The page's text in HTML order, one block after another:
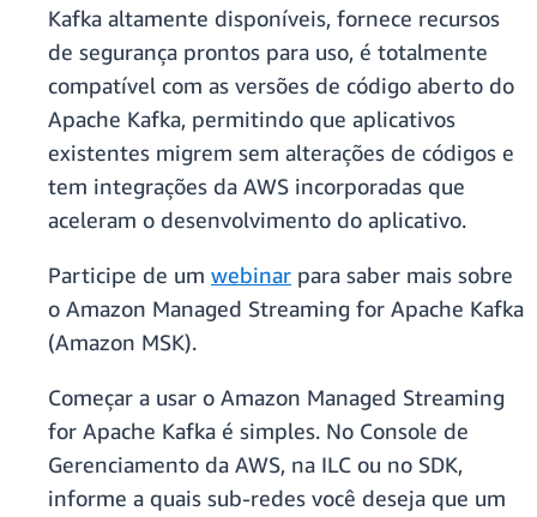
Kafka altamente disponíveis, fornece recursos
de segurança prontos para uso, é totalmente
compatível com as versões de código aberto do
Apache Kafka, permitindo que aplicativos
existentes migrem sem alterações de códigos e
tem integrações da AWS incorporadas que
aceleram o desenvolvimento do aplicativo.
Participe de um webinar para saber mais sobre
o Amazon Managed Streaming for Apache Kafka
(Amazon MSK).
Começar a usar o Amazon Managed Streaming
for Apache Kafka é simples. No Console de
Gerenciamento da AWS, na ILC ou no SDK,
informe a quais sub-redes você deseja que um